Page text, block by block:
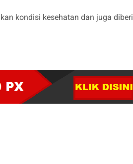
kondisi kesehatan dan juga diberi